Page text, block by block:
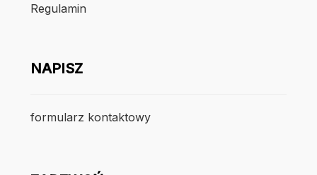
Regulamin
NAPISZ
formularz kontaktowy